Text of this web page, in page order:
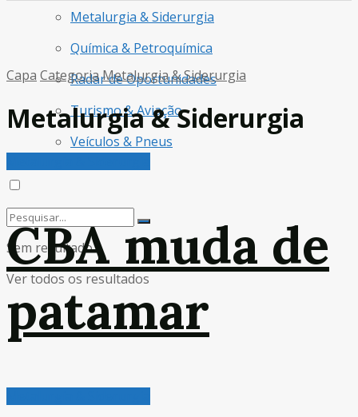
Metalurgia & Siderurgia
Química & Petroquímica
Radar de Oportunidades
Turismo & Aviação
Veículos & Pneus
Sem resultado
Ver todos os resultados
Capa CategoriaMetalurgia & Siderurgia
Metalurgia & Siderurgia
CBA muda de
patamar